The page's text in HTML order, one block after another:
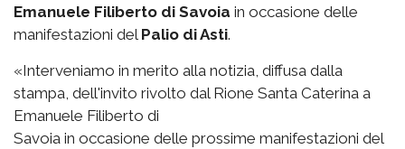
Emanuele Filiberto di Savoia in occasione delle
manifestazioni del Palio di Asti.
«Interveniamo in merito alla notizia, diffusa dalla
stampa, dell'invito rivolto dal Rione Santa Caterina a
Emanuele Filiberto di
Savoia in occasione delle prossime manifestazioni del